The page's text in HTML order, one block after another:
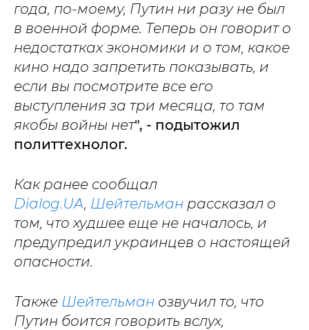
года, по-моему, Путин ни разу не был
в военной форме. Теперь он говорит о
недостатках экономики и о том, какое
кино надо запретить показывать, и
если вы посмотрите все его
выступления за три месяца, то там
якобы войны нет", - подытожил
политтехнолог.
Как ранее сообщал
Dialog.UA, Шейтельман рассказал о
том, что худшее еще не началось, и
предупредил украинцев о настоящей
опасности.
Также Шейтельман озвучил то, что
Путин боится говорить вслух,